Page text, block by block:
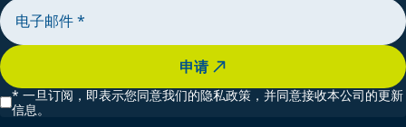
申请
* 一旦订阅，即表示您同意我们的隐私政策，并同意接收本公司的更新
信息。